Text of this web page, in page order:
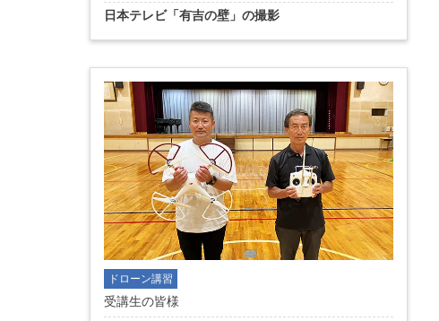
日本テレビ「有吉の壁」の撮影
ドローン講習
受講生の皆様